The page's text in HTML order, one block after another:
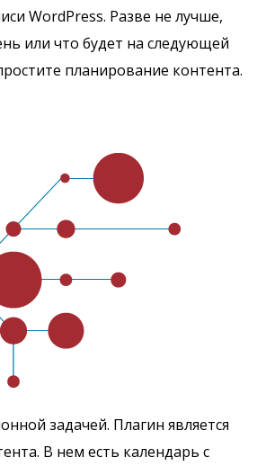
WordPress. Разве не лучше,
или что будет на следующей
планирование контента.
задачей. Плагин является
В нем есть календарь с